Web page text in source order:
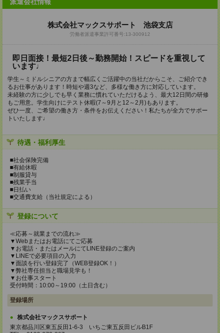
株式会社マックスサポート 池袋支店
労働者派遣事業許可番号:13-300912
即日面接！最短2日後～勤務開始！スピードを重視して
います♩
学生～ミドルシニアの方まで幅広くご活躍中の当社だからこそ、ご紹介でき
るお仕事があります！時短や週3など、多様な働き方に対応しています。
未経験の方に少しでも早く業務に慣れていただけるよう、最大12日間の研修
もご用意。学生向けにテスト休暇(7～9月と12～2月)もあります。
ぜひ一度、ご希望の働き方・条件をお伝えください！私たちが全力でサポー
トいたします♩
待遇・福利厚生
■社会保険完備
■有給休暇
■制服貸与
■残業手当
■日払い
■交通費支給（当社規定による）
登録について
≪応募～就業までの流れ≫
▼Webまたはお電話にてご応募
▼お電話・またはメールにてLINE登録のご案内
▼LINEで必要項目の入力
▼面談を行い登録完了（WEB登録OK！）
▼弊社専任担当と職場見学も！
▼お仕事スタート
受付時間：10:00～19:00（土日含む）
登録場所
株式会社マックスサポート
東京都品川区東五反田1-6-3 いちご東五反田ビルB1F